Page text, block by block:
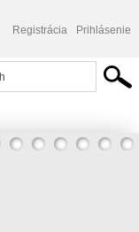
Registrácia Prihlásenie